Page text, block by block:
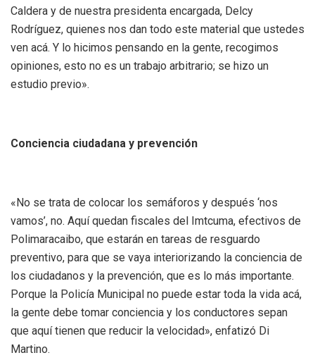
Caldera y de nuestra presidenta encargada, Delcy
Rodríguez, quienes nos dan todo este material que ustedes
ven acá. Y lo hicimos pensando en la gente, recogimos
opiniones, esto no es un trabajo arbitrario; se hizo un
estudio previo».
Conciencia ciudadana y prevención
«No se trata de colocar los semáforos y después ‘nos
vamos’, no. Aquí quedan fiscales del Imtcuma, efectivos de
Polimaracaibo, que estarán en tareas de resguardo
preventivo, para que se vaya interiorizando la conciencia de
los ciudadanos y la prevención, que es lo más importante.
Porque la Policía Municipal no puede estar toda la vida acá,
la gente debe tomar conciencia y los conductores sepan
que aquí tienen que reducir la velocidad», enfatizó Di
Martino.